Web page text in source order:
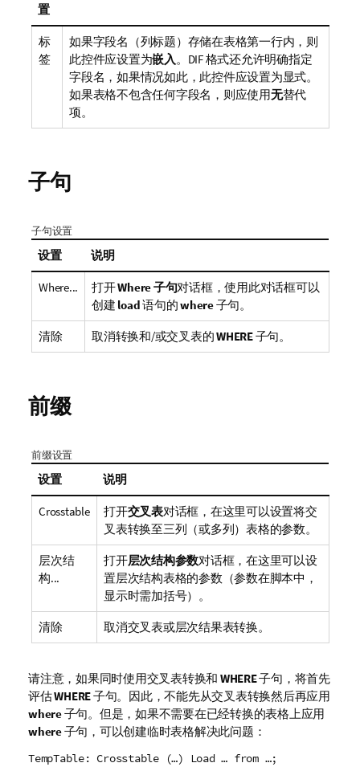
置
标
签
如果字段名（列标题）存储在表格第一行内，则
此控件应设置为嵌入 。DIF 格式还允许明确指定
字段名，如果情况如此，此控件应设置为显式。
如果表格不包含任何字段名，则应使用无替代
项。
子句
子句设置
设置 说明
Where... 打开Where 子句对话框，使用此对话框可以
创建 load语句的where子句。
清除 取消转换和/或交叉表的WHERE子句。
前缀
前缀设置
设置 说明
Crosstable 打开交叉表对话框，在这里可以设置将交
叉表转换至三列（或多列）表格的参数。
层次结
构...
打开层次结构参数对话框，在这里可以设
置层次结构表格的参数（参数在脚本中，
显示时需加括号）。
清除 取消交叉表或层次结果表转换。
请注意，如果同时使用交叉表转换和 WHERE子句，将首先
评估WHERE子句。因此，不能先从交叉表转换然后再应用
where子句。但是，如果不需要在已经转换的表格上应用
where子句，可以创建临时表格解决此问题：
TempTable: Crosstable (…) Load … from …;